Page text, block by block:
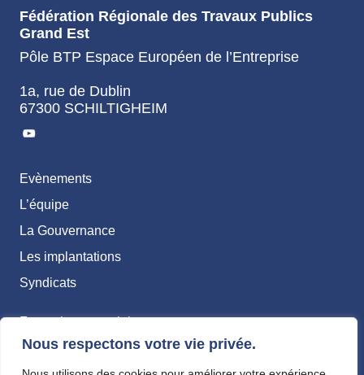
Nous respectons votre vie privée.
Fédération Régionale des Travaux Publics
Grand Est
Pôle BTP Espace Européen de l’Entreprise
1a, rue de Dublin
67300 SCHILTIGHEIM
Evènements
L’équipe
La Gouvernance
Les implantations
Syndicats
Formation – emploi
Transition écologique & RSE